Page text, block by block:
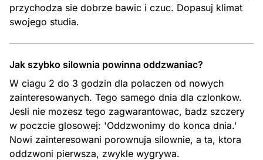
przychodza sie dobrze bawic i czuc. Dopasuj klimat
swojego studia.
Jak szybko silownia powinna oddzwaniac?
W ciagu 2 do 3 godzin dla polaczen od nowych
zainteresowanych. Tego samego dnia dla czlonkow.
Jesli nie mozesz tego zagwarantowac, badz szczery
w poczcie glosowej: 'Oddzwonimy do konca dnia.'
Nowi zainteresowani porownuja silownie, a ta, ktora
oddzwoni pierwsza, zwykle wygrywa.